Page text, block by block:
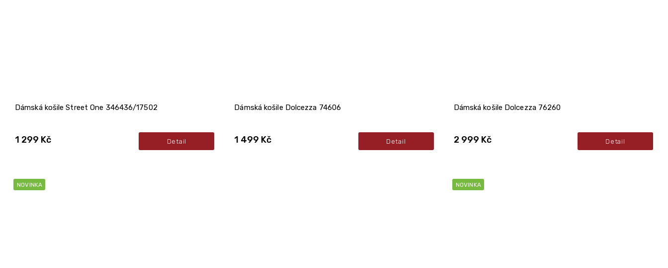
Dámská košile Street One 346436/17502
1 299 Kč Detail
Dámská košile Dolcezza 74606
1 499 Kč Detail
Dámská košile Dolcezza 76260
2 999 Kč Detail
NOVINKA NOVINKA